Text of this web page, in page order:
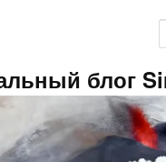
блог